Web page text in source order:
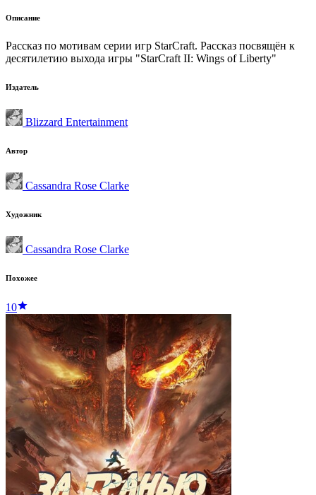
Описание
Рассказ по мотивам серии игр StarCraft. Рассказ посвящён к
десятилетию выхода игры "StarCraft II: Wings of Liberty"
Издатель
Blizzard Entertainment
Автор
Cassandra Rose Clarke
Художник
Cassandra Rose Clarke
Похожее
10